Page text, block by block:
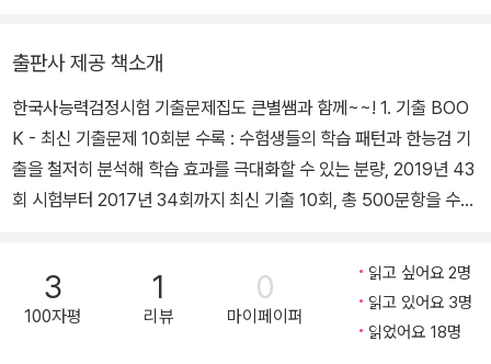
가’라는 질문에 대한 답을 찾는 여정을 이어 왔다. 지금은 ‘역사란 사
람을 만나는 인문학’임을 믿으며 과거의 시간과 사람에 대한 애정을
가슴에 담고서 살아가고 있다. - 전 대광고등학교 교사 - 유튜브 채널
‘최태성 1TV’, ‘최태성 2TV’, '최태성 초등TV' 무료 강의 진행 ? - 사
랑의열매 고액 기부자 모임 ‘아너 소사이어티’ 회원 - 재외동포청 · 국
Y 〈벌거벗은 한국사〉, JTBC 〈역사 이야기꾼들〉 등 출연 - 2025 대
통령표창 수상
출판사 제공 책소개
한국사능력검정시험 기출문제집도 큰별쌤과 함께~~! 1. 기출 BOO
K - 최신 기출문제 10회분 수록 : 수험생들의 학습 패턴과 한능검 기
출을 철저히 분석해 학습 효과를 극대화할 수 있는 분량, 2019년 43
회 시험부터 2017년 34회까지 최신 기출 10회, 총 500문항을 수록
험지와 같게 구성하였습니다. 시험을 치르듯이 시험 시간 80분에 맞
춰 문제를 풀어보세요. 2. 해설 BOOK - 정답 찾는 키워드 : 정답을
찾을 수 있는 키워드를 한눈에 보여 줍니다. 핵심 키워드를 기억하세
3
100자평
1
리뷰
0
마이페이퍼
읽고 싶어요 2명
읽고 있어요 3명
읽었어요 18명